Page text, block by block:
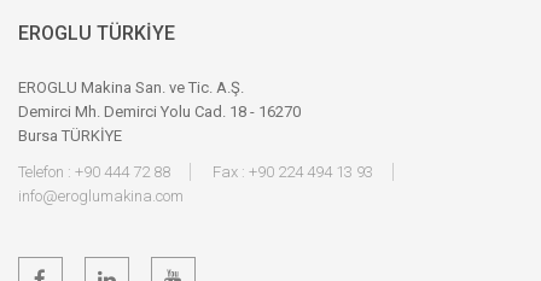
EROGLU TÜRKİYE
EROGLU Makina San. ve Tic. A.Ş.
Demirci Mh. Demirci Yolu Cad. 18 - 16270
Bursa TÜRKİYE
Telefon : +90 444 72 88
Fax : +90 224 494 13 93
info@eroglumakina.com